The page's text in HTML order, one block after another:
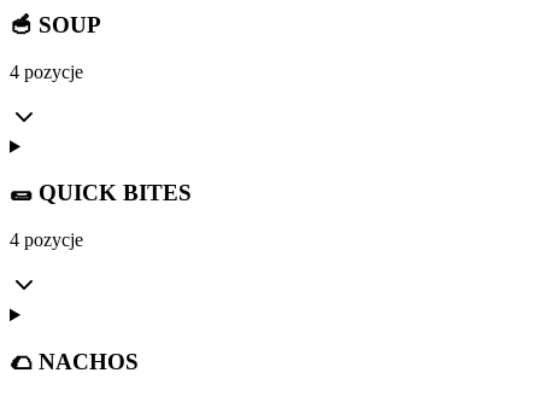
🥣 SOUP
4 pozycje
🌯 QUICK BITES
4 pozycje
🌮 NACHOS